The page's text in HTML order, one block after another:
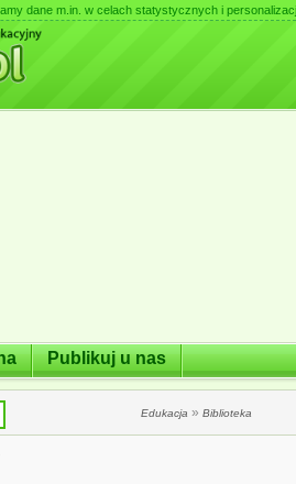
dane m.in. w celach statystycznych i
Publikuj u nas
Edukacja » Biblioteka